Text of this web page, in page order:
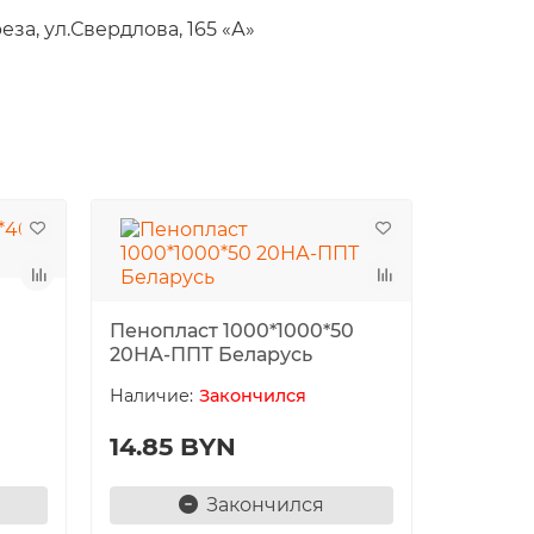
ул.Свердлова, 165 «А»
Пенопласт 1000*1000*50
20НА-ППТ Беларусь
Закончился
14.85 BYN
Закончился